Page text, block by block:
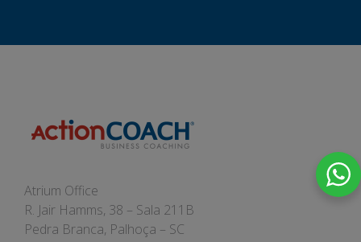
Atrium Office
R. Jair Hamms, 38 – Sala 211B
Pedra Branca, Palhoça – SC